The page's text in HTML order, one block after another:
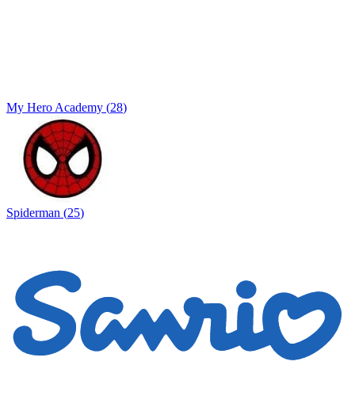
My Hero Academy (28)
Spiderman (25)